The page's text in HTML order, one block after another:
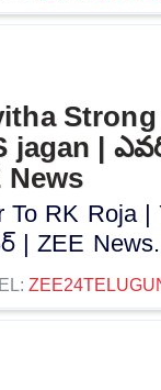
jagan |
To RK Roja
ZEE